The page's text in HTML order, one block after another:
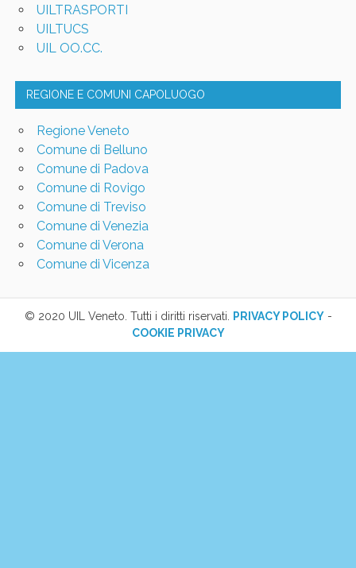
UILTRASPORTI
UILTUCS
UIL OO.CC.
REGIONE E COMUNI CAPOLUOGO
Regione Veneto
Comune di Belluno
Comune di Padova
Comune di Rovigo
Comune di Treviso
Comune di Venezia
Comune di Verona
Comune di Vicenza
© 2020 UIL Veneto. Tutti i diritti riservati. PRIVACY POLICY-
COOKIE PRIVACY